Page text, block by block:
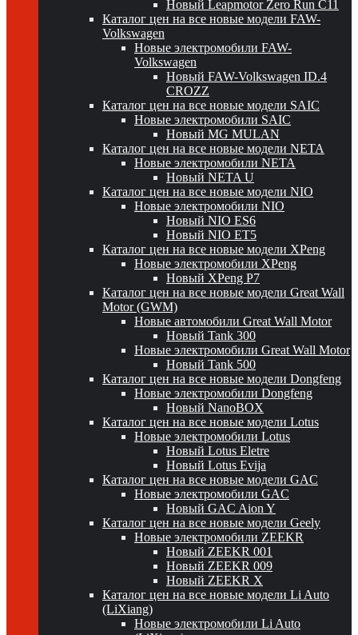
Новый Leapmotor Zero Run C11
Каталог цен на все новые модели FAW-
Volkswagen
Новые электромобили FAW-
Volkswagen
Новый FAW-Volkswagen ID.4
CROZZ
Каталог цен на все новые модели SAIC
Новые электромобили SAIC
Новый MG MULAN
Каталог цен на все новые модели NETA
Новые электромобили NETA
Новый NETA U
Каталог цен на все новые модели NIO
Новые электромобили NIO
Новый NIO ES6
Новый NIO ET5
Каталог цен на все новые модели XPeng
Новые электромобили XPeng
Новый XPeng P7
Каталог цен на все новые модели Great Wall
Motor (GWM)
Новые автомобили Great Wall Motor
Новый Tank 300
Новые электромобили Great Wall Motor
Новый Tank 500
Каталог цен на все новые модели Dongfeng
Новые электромобили Dongfeng
Новый NanoBOX
Каталог цен на все новые модели Lotus
Новые электромобили Lotus
Новый Lotus Eletre
Новый Lotus Evija
Каталог цен на все новые модели GAC
Новые электромобили GAC
Новый GAC Aion Y
Каталог цен на все новые модели Geely
Новые электромобили ZEEKR
Новый ZEEKR 001
Новый ZEEKR 009
Новый ZEEKR X
Каталог цен на все новые модели Li Auto
(LiXiang)
Новые электромобили Li Auto